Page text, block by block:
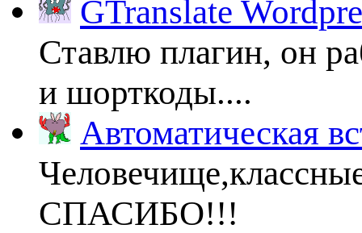
GTranslate
Ставлю плагин, он
и шорткоды....
Автоматическая
СПАСИБО!!!